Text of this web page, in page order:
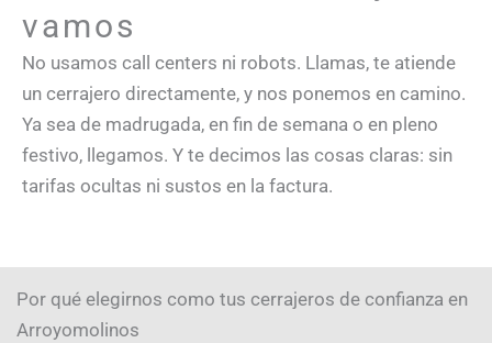
vamos
No usamos call centers ni robots. Llamas, te atiende
un cerrajero directamente, y nos ponemos en camino.
Ya sea de madrugada, en fin de semana o en pleno
festivo, llegamos. Y te decimos las cosas claras: sin
tarifas ocultas ni sustos en la factura.
Por qué elegirnos como tus cerrajeros de confianza en
Arroyomolinos